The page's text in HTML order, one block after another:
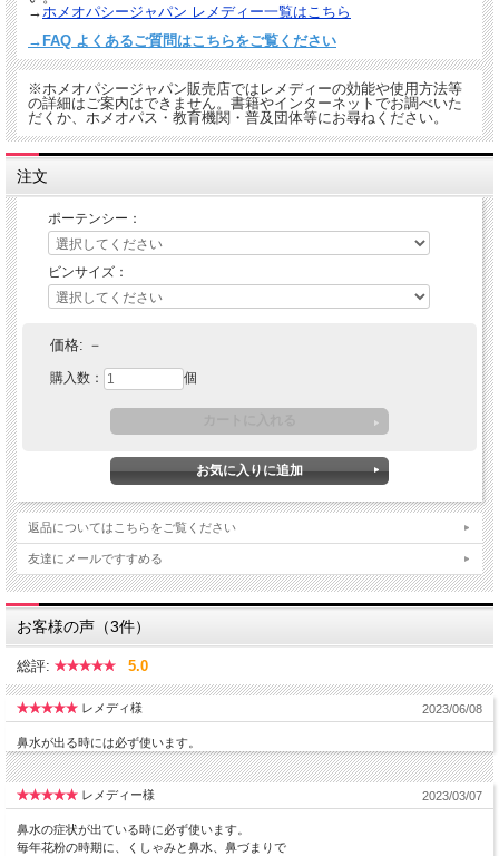
→ホメオパシージャパン レメディー一覧はこちら
→FAQ よくあるご質問はこちらをご覧ください
※ホメオパシージャパン販売店ではレメディーの効能や使用方法等
の詳細はご案内はできません。書籍やインターネットでお調べいた
だくか、ホメオパス・教育機関・普及団体等にお尋ねください。
注文
ポーテンシー：
ビンサイズ：
価格: －
購入数： 個
返品についてはこちらをご覧ください
友達にメールですすめる
お客様の声（3件）
総評: 5.0
レメディ様 2023/06/08
鼻水が出る時には必ず使います。
レメディー様 2023/03/07
鼻水の症状が出ている時に必ず使います。
毎年花粉の時期に、くしゃみと鼻水、鼻づまりで